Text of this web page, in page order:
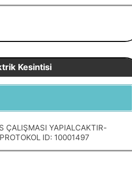
Kesintisi
ÇALIŞMASI YAPIALCAKTIR-
ID: 10001497